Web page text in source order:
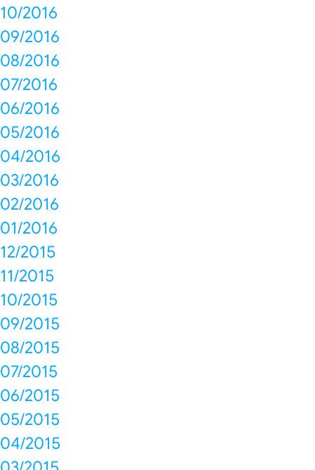
10/2016
09/2016
08/2016
07/2016
06/2016
05/2016
04/2016
03/2016
02/2016
01/2016
12/2015
11/2015
10/2015
09/2015
08/2015
07/2015
06/2015
05/2015
04/2015